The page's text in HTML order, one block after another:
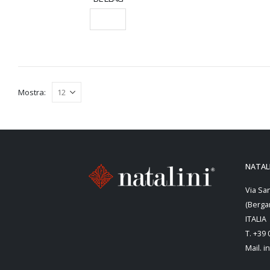
(0)
Mostra:
Via
ITALIA
T. +39
Mail.